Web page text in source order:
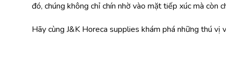
đó, chúng không chỉ chín nhờ vào mặt tiếp xúc mà còn
Hãy cùng J&K Horeca supplies khám phá những thú vị